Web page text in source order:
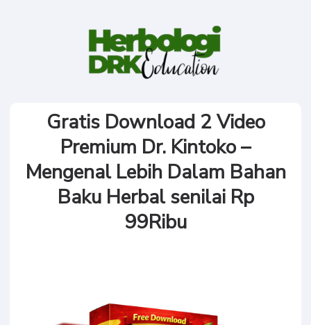
Gratis Download 2 Video
Premium Dr. Kintoko –
Mengenal Lebih Dalam Bahan
Baku Herbal senilai Rp
99Ribu